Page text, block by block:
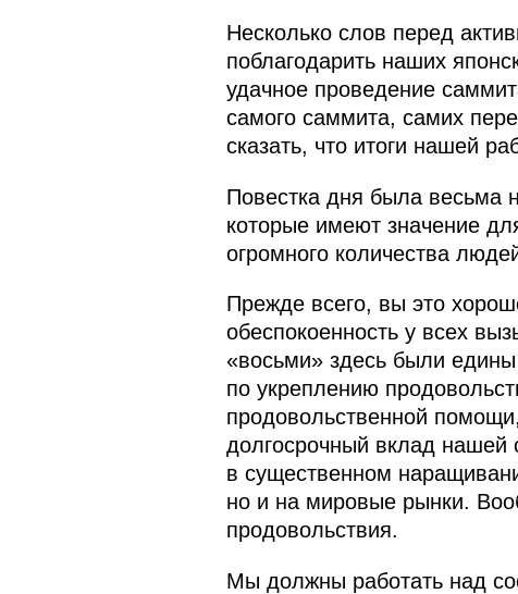
Несколько слов перед
поблагодарить наших
удачное проведение
самого саммита, самих
сказать, что итоги нашей
Повестка дня была весьма
которые имеют значение
огромного количества
Прежде всего, вы это
обеспокоенность у всех
«восьми» здесь были
по укреплению
продовольственной
долгосрочный вклад нашей
в существенном
но и на мировые рынки.
продовольствия.
Мы должны работать над